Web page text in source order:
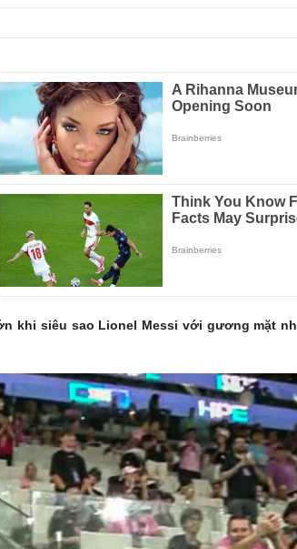
khi siêu sao Lionel Messi với gương mặt